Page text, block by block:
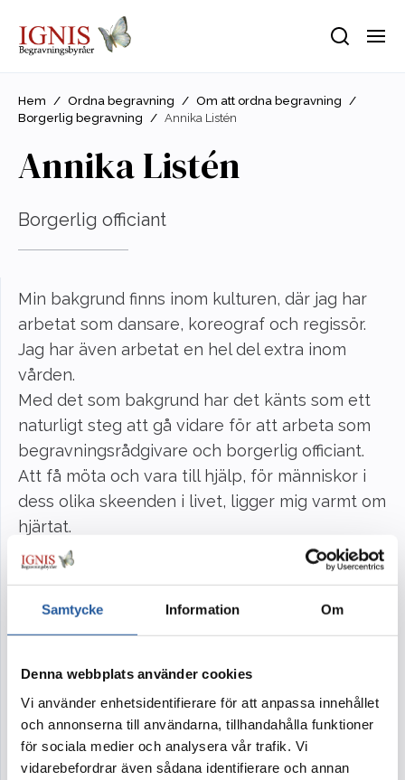
Samtycke Information Om
Denna webbplats använder cookies
Vi använder enhetsidentifierare för att anpassa innehållet
och annonserna till användarna, tillhandahålla funktioner
för sociala medier och analysera vår trafik. Vi
vidarebefordrar även sådana identifierare och annan
Hem / Ordna begravning / Om att ordna begravning /
Borgerlig begravning / Annika Listén
Annika Listén
Borgerlig officiant
Min bakgrund finns inom kulturen, där jag har
arbetat som dansare, koreograf och regissör.
Jag har även arbetat en hel del extra inom
vården.
Med det som bakgrund har det känts som ett
naturligt steg att gå vidare för att arbeta som
begravningsrådgivare och borgerlig officiant.
Att få möta och vara till hjälp, för människor i
dess olika skeenden i livet, ligger mig varmt om
hjärtat.
Vill du komma i kontakt med mig så finns jag på